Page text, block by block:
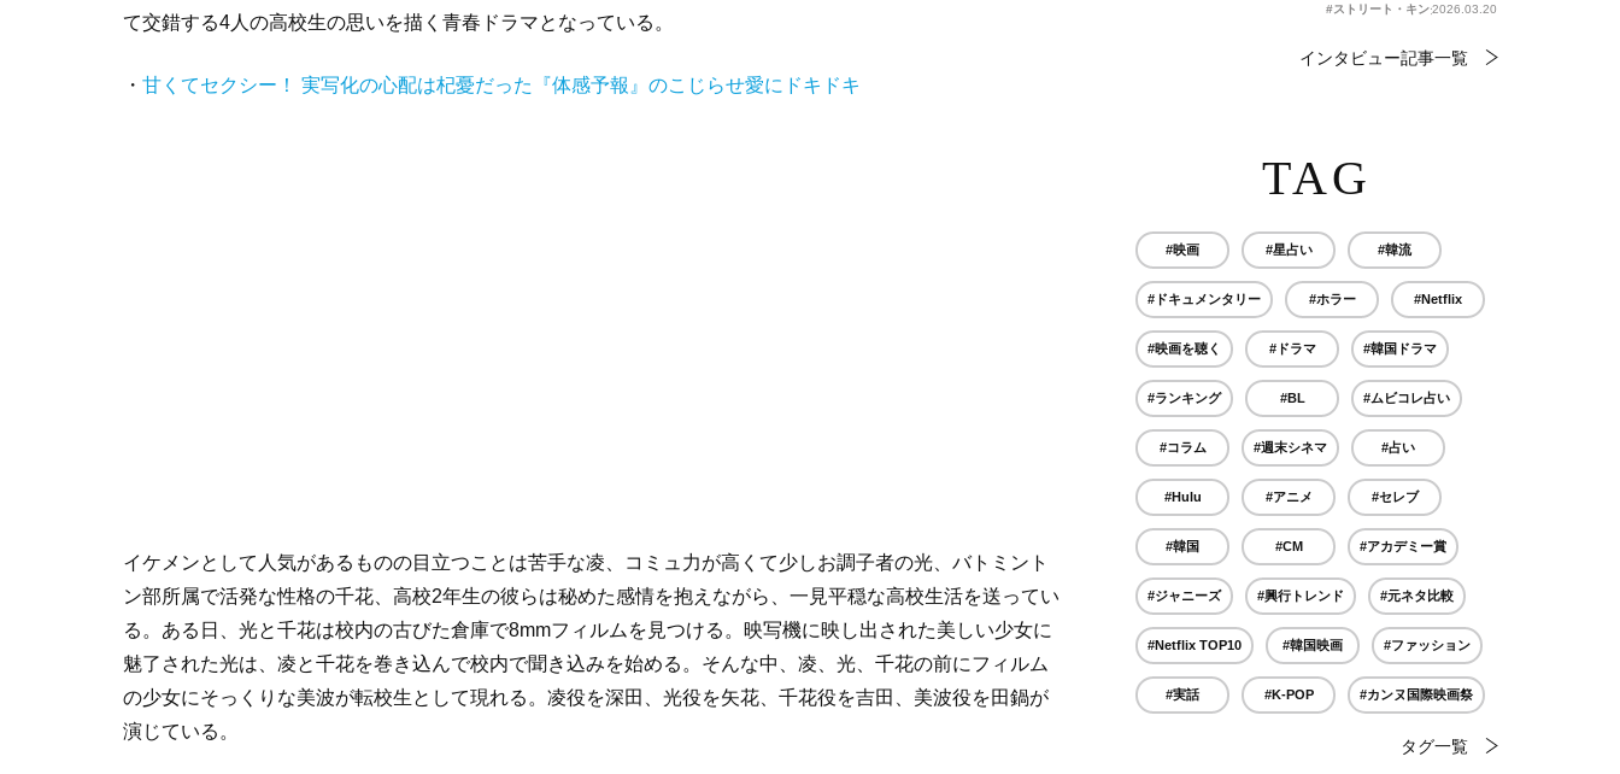
て交錯する4人の高校生の思いを描く青春ドラマとなっている。
・ 甘くてセクシー！ 実写化の心配は杞憂だった『体感予報』のこじらせ愛にドキドキ
イケメンとして人気があるものの目立つことは苦手な凌、コミュ力が高くて少しお調子者の光、バトミント
ン部所属で活発な性格の千花、高校2年生の彼らは秘めた感情を抱えながら、一見平穏な高校生活を送ってい
る。ある日、光と千花は校内の古びた倉庫で8mmフィルムを見つける。映写機に映し出された美しい少女に
魅了された光は、凌と千花を巻き込んで校内で聞き込みを始める。そんな中、凌、光、千花の前にフィルム
の少女にそっくりな美波が転校生として現れる。凌役を深田、光役を矢花、千花役を吉田、美波役を田鍋が
演じている。
#ストリート・キングダム 自分の音を鳴らせ。
2026.03.20
インタビュー記事一覧
TAG
#映画 #星占い #韓流
#ドキュメンタリー #ホラー #Netflix
#映画を聴く #ドラマ #韓国ドラマ
#ランキング #BL #ムビコレ占い
#コラム #週末シネマ #占い
#Hulu #アニメ #セレブ
#韓国 #CM #アカデミー賞
#ジャニーズ #興行トレンド #元ネタ比較
#Netflix TOP10 #韓国映画 #ファッション
#実話 #K-POP #カンヌ国際映画祭
タグ一覧